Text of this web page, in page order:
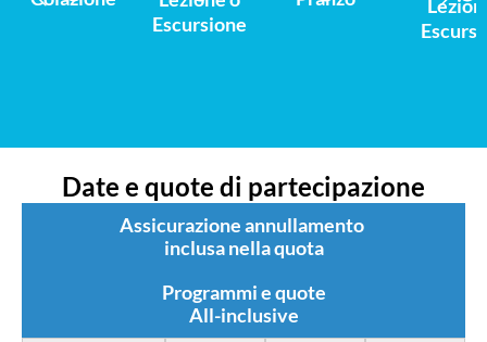
Escursione
Date e quote di partecipazione
Assicurazione annullamento
inclusa nella quota
Programmi e quote
All-inclusive